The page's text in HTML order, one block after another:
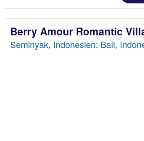
Berry Amour Romantic
Seminyak, Indonesien: Bali,